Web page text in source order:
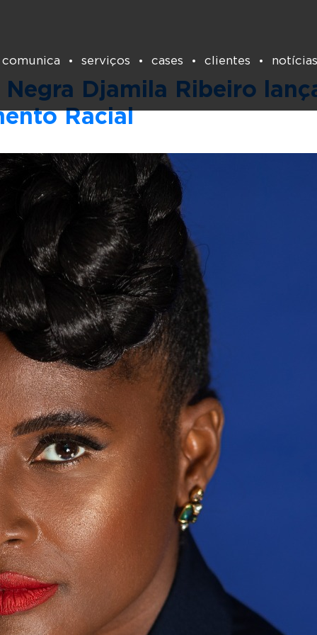
comunica serviços cases clientes notícias
Djamila Ribeiro
Racial